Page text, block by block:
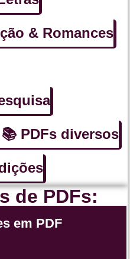
& Romances
📚 PDFs diversos
de PDFs:
em PDF